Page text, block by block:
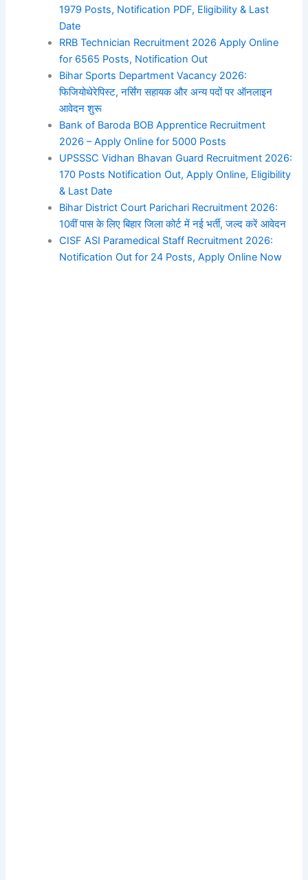
1979 Posts, Notification PDF, Eligibility & Last
Date
RRB Technician Recruitment 2026 Apply Online
for 6565 Posts, Notification Out
Bihar Sports Department Vacancy 2026:
फिजियोथेरेपिस्ट, नर्सिंग सहायक और अन्य पदों पर ऑनलाइन
आवेदन शुरू
Bank of Baroda BOB Apprentice Recruitment
2026 – Apply Online for 5000 Posts
UPSSSC Vidhan Bhavan Guard Recruitment 2026:
170 Posts Notification Out, Apply Online, Eligibility
& Last Date
Bihar District Court Parichari Recruitment 2026:
10वीं पास के लिए बिहार जिला कोर्ट में नई भर्ती, जल्द करें आवेदन
CISF ASI Paramedical Staff Recruitment 2026:
Notification Out for 24 Posts, Apply Online Now